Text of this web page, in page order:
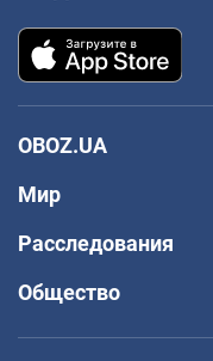
OBOZ.UA
Мир
Расследования
Общество